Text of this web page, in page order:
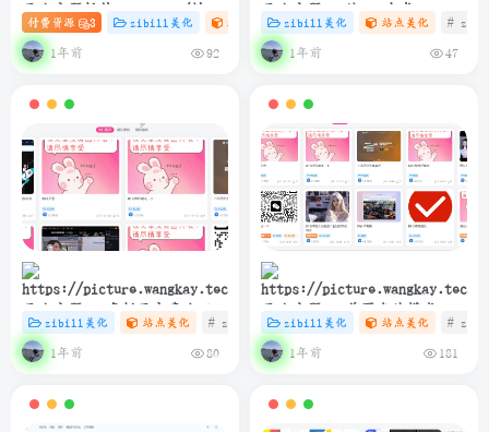
子比主题插件 – TikTok/抖音
登录插件
付费资源 3 zibill美化 站点美化 # 插件 # 站点美化 # 抖音
1年前 92
子比主题 – 纯PHP生成
sitemap.xml教程
zibill美化 站点美化 #
1年前 47
子比主题 – 多栏目文章小工具
样式美化
zibill美化 站点美化 # zibll # C # 美化
1年前 80
子比主题 – 首页卡片模式一排
6个
zibill美化 站点美化 #
1年前 181